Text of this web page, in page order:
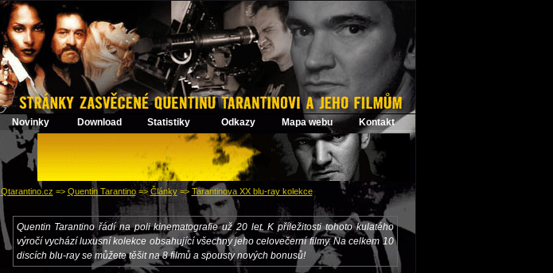
Novinky Download Statistiky Odkazy Mapa webu Kontakt
Qtarantino.cz => Quentin Tarantino=> Články=> Tarantinova XX blu-ray kolekce
Quentin Tarantino řádí na poli kinematografie už 20 let. K příležitosti tohoto kulatého
výročí vychází luxusní kolekce obsahující všechny jeho celovečerní filmy. Na celkem 10
discích blu-ray se můžete těšit na 8 filmů a spousty nových bonusů!